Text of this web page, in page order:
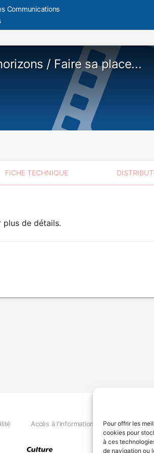
Pour offrir les
cookies pour
à ces
de navigation ou
Communications
/ Faire sa place...
FICHE TECHNIQUE
de détails.
Accès à l'information Déclaration